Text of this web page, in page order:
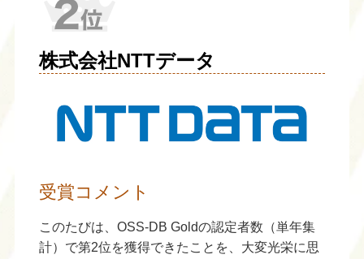
株式会社NTTデータ
受賞コメント
このたびは、OSS-DB Goldの認定者数（単年集
計）で第2位を獲得できたことを、大変光栄に思